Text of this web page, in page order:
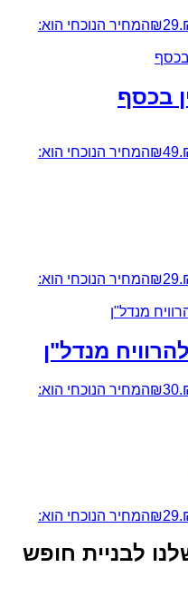
₪29
המחיר הנוכחי הוא:
בכסף
₪49
המחיר הנוכחי הוא:
₪29
המחיר הנוכחי הוא:
מנדל"ן
₪30
המחיר הנוכחי הוא:
₪29
המחיר הנוכחי הוא:
לבניית חופש